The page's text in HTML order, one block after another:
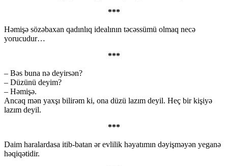
***
Həmişə sözəbaxan qadınlıq idealının təcəssümü olmaq necə
yorucudur…
***
– Bəs buna nə deyirsən?
– Düzünü deyim?
– Həmişə.
Ancaq mən yaxşı bilirəm ki, ona düzü lazım deyil. Heç bir kişiyə
lazım deyil.
***
Daim haralardasa itib-batan ər evlilik həyatımın dəyişməyən yeganə
həqiqətidir.